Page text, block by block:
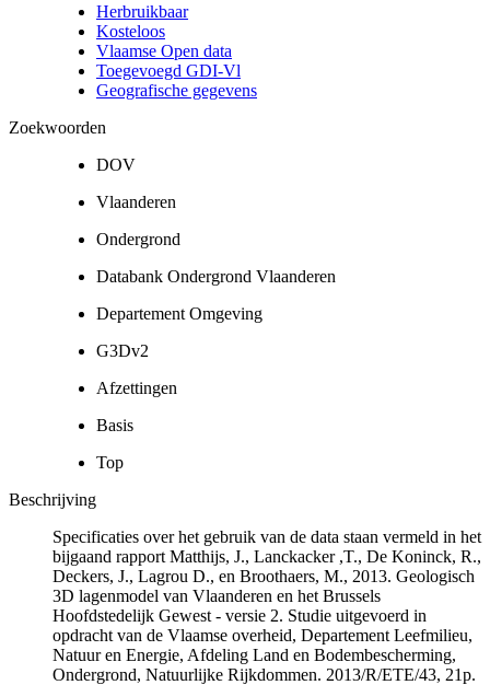
Herbruikbaar
Kosteloos
Vlaamse Open data
Toegevoegd GDI-Vl
Geografische gegevens
Zoekwoorden
DOV
Vlaanderen
Ondergrond
Databank Ondergrond Vlaanderen
Departement Omgeving
G3Dv2
Afzettingen
Basis
Top
Beschrijving
Specificaties over het gebruik van de data staan vermeld in het
bijgaand rapport Matthijs, J., Lanckacker ,T., De Koninck, R.,
Deckers, J., Lagrou D., en Broothaers, M., 2013. Geologisch
3D lagenmodel van Vlaanderen en het Brussels
Hoofdstedelijk Gewest - versie 2. Studie uitgevoerd in
opdracht van de Vlaamse overheid, Departement Leefmilieu,
Natuur en Energie, Afdeling Land en Bodembescherming,
Ondergrond, Natuurlijke Rijkdommen. 2013/R/ETE/43, 21p.